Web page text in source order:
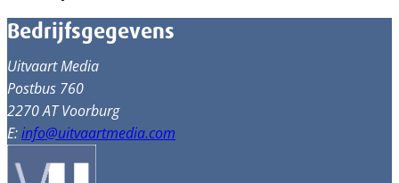
Bedrijfsgegevens
Uitvaart Media
Postbus 760
2270 AT Voorburg
E:info@uitvaartmedia.com